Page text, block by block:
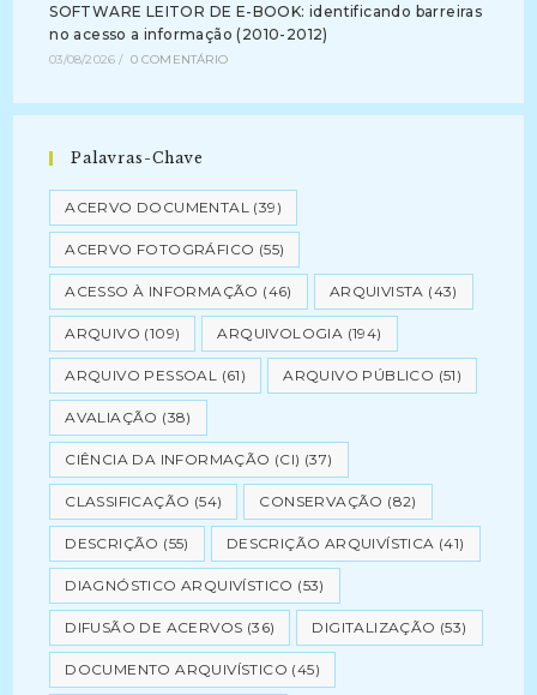
SOFTWARE LEITOR DE E-BOOK: identificando barreiras
no acesso a informação (2010-2012)
03/08/2026 / 0 COMENTÁRIO
Palavras-Chave
ACERVO DOCUMENTAL (39)
ACERVO FOTOGRÁFICO (55)
ACESSO À INFORMAÇÃO (46) ARQUIVISTA (43)
ARQUIVO (109) ARQUIVOLOGIA (194)
ARQUIVO PESSOAL (61) ARQUIVO PÚBLICO (51)
AVALIAÇÃO (38)
CIÊNCIA DA INFORMAÇÃO (CI) (37)
CLASSIFICAÇÃO (54) CONSERVAÇÃO (82)
DESCRIÇÃO (55) DESCRIÇÃO ARQUIVÍSTICA (41)
DIAGNÓSTICO ARQUIVÍSTICO (53)
DIFUSÃO DE ACERVOS (36) DIGITALIZAÇÃO (53)
DOCUMENTO ARQUIVÍSTICO (45)